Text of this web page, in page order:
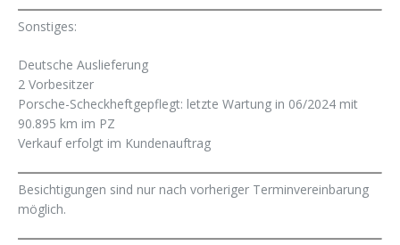
Sonstiges:
Deutsche Auslieferung
2 Vorbesitzer
Porsche-Scheckheftgepflegt: letzte Wartung in 06/2024 mit
90.895 km im PZ
Verkauf erfolgt im Kundenauftrag
Besichtigungen sind nur nach vorheriger Terminvereinbarung
möglich.